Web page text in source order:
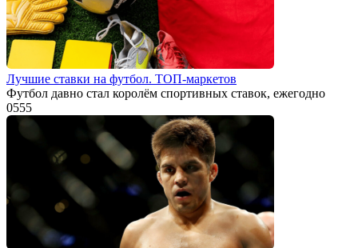
Лучшие ставки на футбол. ТОП-маркетов
Футбол давно стал королём спортивных ставок, ежегодно
0555